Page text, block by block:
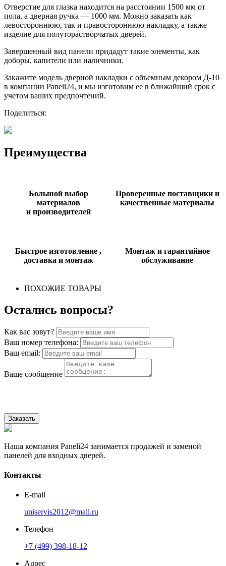
Отверстие для глазка находится на расстоянии 1500 мм от
пола, а дверная ручка — 1000 мм. Можно заказать как
левостороннюю, так и правостороннюю накладку, а также
изделие для полуторастворчатых дверей.
Завершенный вид панели придадут такие элементы, как
доборы, капители или наличники.
Закажите модель дверной накладки с объемным декором Д-10
в компании Paneli24, и мы изготовим ее в ближайший срок с
учетом ваших предпочтений.
Поделиться:
Преимущества
Большой выбор
материалов
и производителей
Проверенные поставщики и
качественные материалы
Быстрое изготовление ,
доставка и монтаж
Монтаж и гарантийное
обслуживание
ПОХОЖИЕ ТОВАРЫ
Остались вопросы?
Как вас зовут?
Ваш номер телефона:
Ваш email:
Ваше сообщение
Заказать
Наша компания Paneli24 занимается продажей и заменой
панелей для входных дверей.
Контакты
E-mail
uniservis2012@mail.ru
Телефон
+7 (499) 398-18-12
Адрес